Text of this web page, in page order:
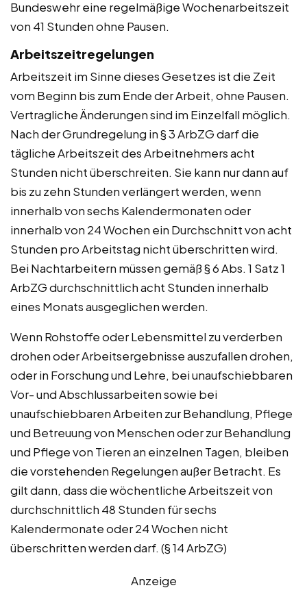
Bundeswehr eine regelmäßige Wochenarbeitszeit
von 41 Stunden ohne Pausen.
Arbeitszeitregelungen
Arbeitszeit im Sinne dieses Gesetzes ist die Zeit
vom Beginn bis zum Ende der Arbeit, ohne Pausen.
Vertragliche Änderungen sind im Einzelfall möglich.
Nach der Grundregelung in § 3 ArbZG darf die
tägliche Arbeitszeit des Arbeitnehmers acht
Stunden nicht überschreiten. Sie kann nur dann auf
bis zu zehn Stunden verlängert werden, wenn
innerhalb von sechs Kalendermonaten oder
innerhalb von 24 Wochen ein Durchschnitt von acht
Stunden pro Arbeitstag nicht überschritten wird.
Bei Nachtarbeitern müssen gemäß § 6 Abs. 1 Satz 1
ArbZG durchschnittlich acht Stunden innerhalb
eines Monats ausgeglichen werden.
Wenn Rohstoffe oder Lebensmittel zu verderben
drohen oder Arbeitsergebnisse auszufallen drohen,
oder in Forschung und Lehre, bei unaufschiebbaren
Vor- und Abschlussarbeiten sowie bei
unaufschiebbaren Arbeiten zur Behandlung, Pflege
und Betreuung von Menschen oder zur Behandlung
und Pflege von Tieren an einzelnen Tagen, bleiben
die vorstehenden Regelungen außer Betracht. Es
gilt dann, dass die wöchentliche Arbeitszeit von
durchschnittlich 48 Stunden für sechs
Kalendermonate oder 24 Wochen nicht
überschritten werden darf. (§ 14 ArbZG)
Anzeige